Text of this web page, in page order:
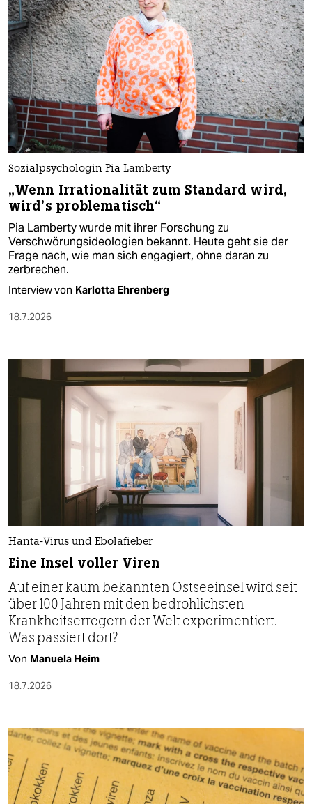
Sozialpsychologin Pia Lamberty
„Wenn Irrationalität zum Standard wird,
wird’s problematisch“
Pia Lamberty wurde mit ihrer Forschung zu
Verschwörungsideologien bekannt. Heute geht sie der
Frage nach, wie man sich engagiert, ohne daran zu
zerbrechen.
Interview von Karlotta Ehrenberg
18.7.2026
Hanta-Virus und Ebolafieber
Eine Insel voller Viren
Auf einer kaum bekannten Ostseeinsel wird seit
über 100 Jahren mit den bedrohlichsten
Krankheitserregern der Welt experimentiert.
Was passiert dort?
Von Manuela Heim
18.7.2026